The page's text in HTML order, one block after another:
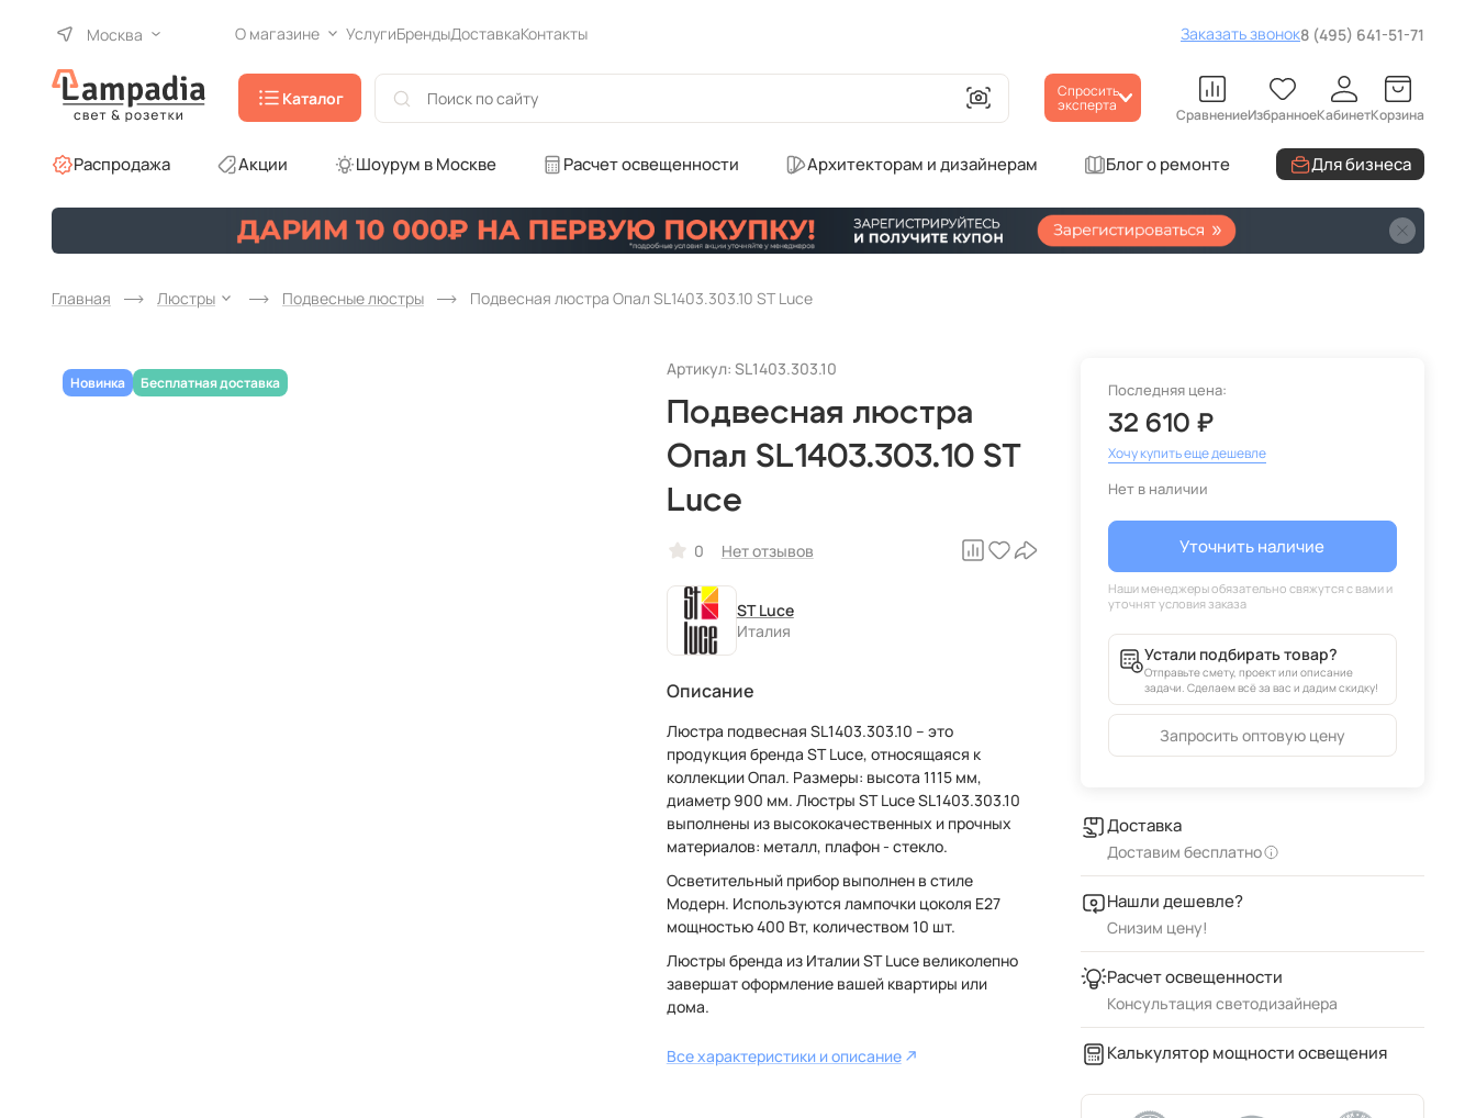
Москва О магазине УслугиБрендыДоставкаКонтакты Заказать звонок8 (495) 641-51-71
Каталог Спросить
эксперта СравнениеИзбранноеКабинетКорзина
Распродажа Акции Шоурум в Москве Расчет освещенности Архитекторам и дизайнерам Блог о ремонте Для бизнеса
Главная Люстры Подвесные люстры Подвесная люстра Опал SL1403.303.10 ST Luce
Артикул: SL1403.303.10
Подвесная люстра
Опал SL1403.303.10 ST
Luce
0 Нет отзывов
ST Luce
Италия
Описание
Люстра подвесная SL1403.303.10 – это
продукция бренда ST Luce, относящаяся к
коллекции Опал. Размеры: высота 1115 мм,
диаметр 900 мм. Люстры ST Luce SL1403.303.10
выполнены из высококачественных и прочных
материалов: металл, плафон - стекло.
Осветительный прибор выполнен в стиле
Модерн. Используются лампочки цоколя E27
мощностью 400 Вт, количеством 10 шт.
Люстры бренда из Италии ST Luce великолепно
завершат оформление вашей квартиры или
дома.
Все характеристики и описание
Последняя цена:
32 610 ₽
Хочу купить еще дешевле
Нет в наличии
Уточнить наличие
Устали подбирать товар?
Отправьте смету, проект или описание
задачи. Сделаем всё за вас и дадим скидку!
Запросить оптовую цену
Доставка
Доставим бесплатно
Нашли дешевле?
Снизим цену!
Расчет освещенности
Консультация светодизайнера
Калькулятор мощности освещения